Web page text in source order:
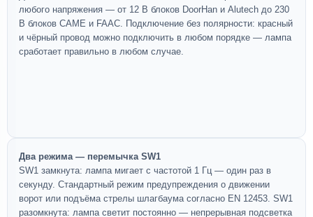
любого напряжения — от 12 В блоков DoorHan и Alutech до 230
В блоков CAME и FAAC. Подключение без полярности: красный
и чёрный провод можно подключить в любом порядке — лампа
сработает правильно в любом случае.
Два режима — перемычка SW1
SW1 замкнута: лампа мигает с частотой 1 Гц — один раз в
секунду. Стандартный режим предупреждения о движении
ворот или подъёма стрелы шлагбаума согласно EN 12453. SW1
разомкнута: лампа светит постоянно — непрерывная подсветка